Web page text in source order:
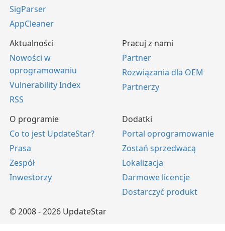
SigParser
AppCleaner
Aktualności
Nowości w
oprogramowaniu
Vulnerability Index
RSS
Pracuj z nami
Partner
Rozwiązania dla OEM
Partnerzy
O programie
Co to jest UpdateStar?
Prasa
Zespół
Inwestorzy
Dodatki
Portal oprogramowanie
Zostań sprzedwacą
Lokalizacja
Darmowe licencje
Dostarczyć produkt
© 2008 - 2026 UpdateStar